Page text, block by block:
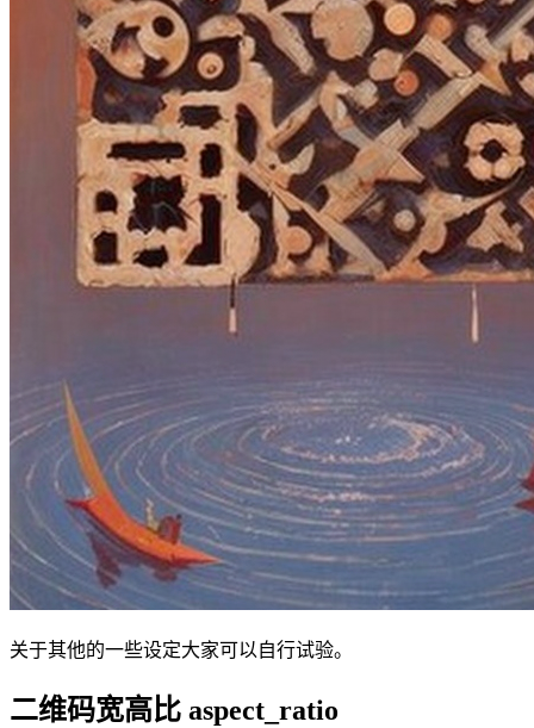
关于其他的一些设定大家可以自行试验。
二维码宽高比 aspect_ratio